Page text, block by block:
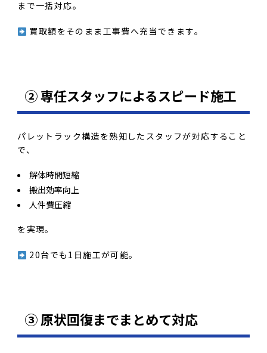
まで一括対応。
買取額をそのまま工事費へ充当できます。
② 専任スタッフによるスピード施工
パレットラック構造を熟知したスタッフが対応すること
で、
解体時間短縮
搬出効率向上
人件費圧縮
を実現。
20台でも1日施工が可能。
③ 原状回復までまとめて対応